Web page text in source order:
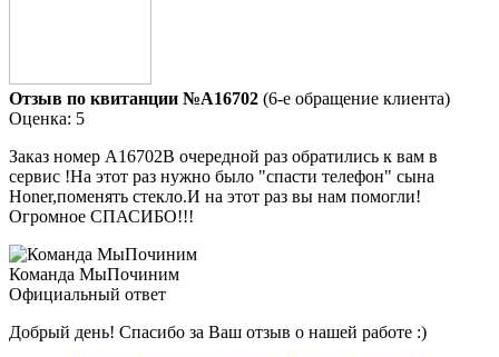
Отзыв по квитанции №A16702 (6-е обращение клиента)
Оценка: 5
Заказ номер А16702В очередной раз обратились к вам в
сервис !На этот раз нужно было "спасти телефон" сына
Honer,поменять стекло.И на этот раз вы нам помогли!
Огромное СПАСИБО!!!
Команда МыПочиним
Официальный ответ
Добрый день! Спасибо за Ваш отзыв о нашей работе :)